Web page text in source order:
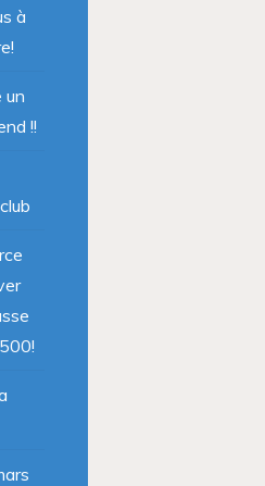
à
un
!!